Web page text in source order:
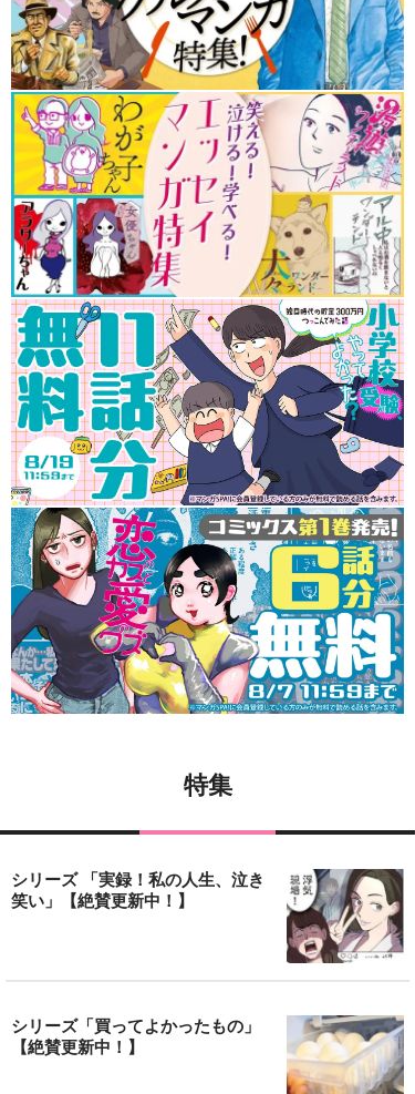
特集
シリーズ 「実録！私の人生、泣き
笑い」【絶賛更新中！】
シリーズ「買ってよかったもの」
【絶賛更新中！】